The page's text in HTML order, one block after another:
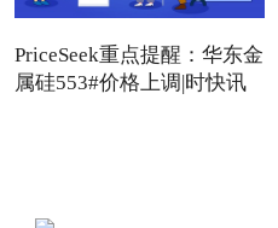
PriceSeek重点提醒：华东金
属硅553#价格上调|时快讯